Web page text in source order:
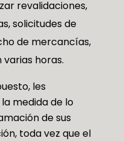
revalidaciones,
solicitudes de
de mercancías,
varias horas.
les
medida de lo
de sus
toda vez que el